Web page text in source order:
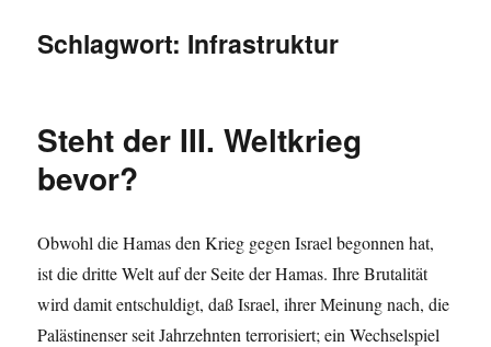
Schlagwort: Infrastruktur
Steht der III. Weltkrieg
bevor?
Obwohl die Hamas den Krieg gegen Israel begonnen hat,
ist die dritte Welt auf der Seite der Hamas. Ihre Brutalität
wird damit entschuldigt, daß Israel, ihrer Meinung nach, die
Palästinenser seit Jahrzehnten terrorisiert; ein Wechselspiel